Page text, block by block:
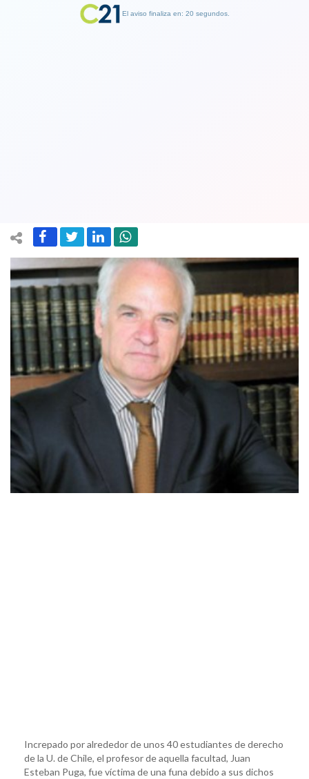
Increpado por alrededor de unos 40 estudiantes de derecho
de la U. de Chile, el profesor de aquella facultad, Juan
Esteban Puga, fue víctima de una funa debido a sus dichos
El aviso finaliza en: 19 segundos.